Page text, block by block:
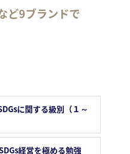
ど9ブランドで
に関する級別（１～
経営を極める勉強